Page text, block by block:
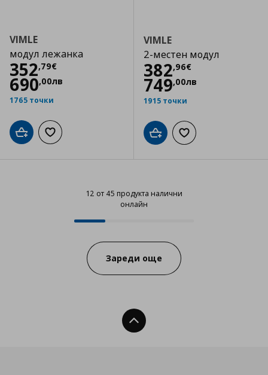
VIMLE
модул лежанка
352,79€
Цена
690,00лв
1765 точки
Добави в кошницата
Добави към списъка с любими
VIMLE
2-местен модул
382,96€
Цена
749,00лв
1915 точки
Добави в кошницата
Добави към
12 от 45 продукта налични
онлайн
12 от 45 продукта налични
Progress:
Зареди още
Нагоре